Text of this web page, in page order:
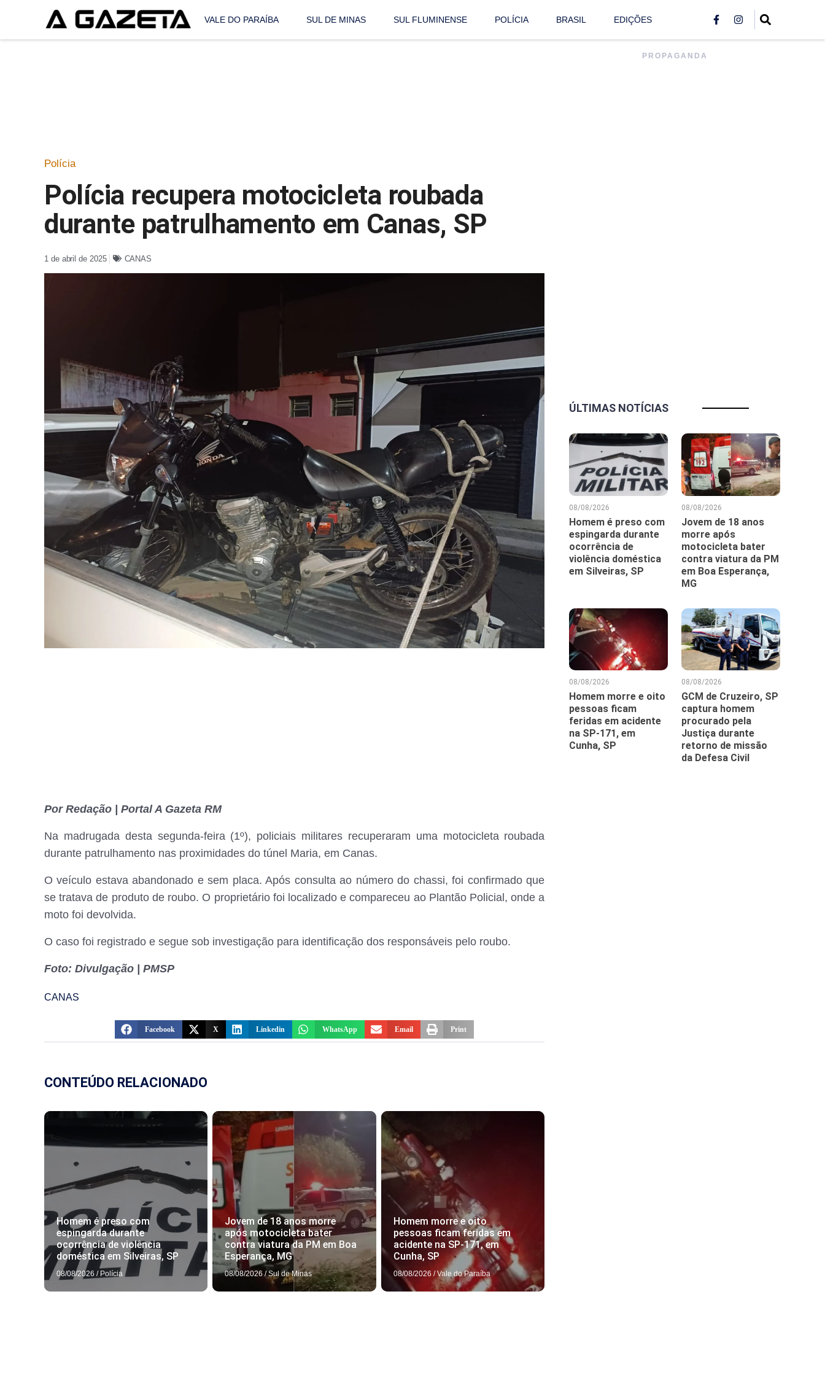
VALE DO PARAÍBA SUL DE MINAS SUL FLUMINENSE POLÍCIA BRASIL EDIÇÕES
Polícia
Polícia recupera motocicleta roubada
durante patrulhamento em Canas, SP
1 de abril de 2025 CANAS
Por Redação | Portal A Gazeta RM
Na madrugada desta segunda-feira (1º), policiais militares recuperaram uma motocicleta roubada
durante patrulhamento nas proximidades do túnel Maria, em Canas.
O veículo estava abandonado e sem placa. Após consulta ao número do chassi, foi confirmado que
se tratava de produto de roubo. O proprietário foi localizado e compareceu ao Plantão Policial, onde a
moto foi devolvida.
O caso foi registrado e segue sob investigação para identificação dos responsáveis pelo roubo.
Foto: Divulgação | PMSP
CANAS
Facebook X Linkedin WhatsApp Email Print
CONTEÚDO RELACIONADO
Homem é preso com
espingarda durante
ocorrência de violência
doméstica em Silveiras, SP
08/08/2026 / Polícia
Jovem de 18 anos morre
após motocicleta bater
contra viatura da PM em Boa
Esperança, MG
08/08/2026 / Sul de Minas
Homem morre e oito
pessoas ficam feridas em
acidente na SP-171, em
Cunha, SP
08/08/2026 / Vale do Paraíba
PROPAGANDA
ÚLTIMAS NOTÍCIAS
08/08/2026
Homem é preso com
espingarda durante
ocorrência de
violência doméstica
em Silveiras, SP
08/08/2026
Jovem de 18 anos
morre após
motocicleta bater
contra viatura da PM
em Boa Esperança,
MG
08/08/2026
Homem morre e oito
pessoas ficam
feridas em acidente
na SP-171, em
Cunha, SP
08/08/2026
GCM de Cruzeiro, SP
captura homem
procurado pela
Justiça durante
retorno de missão
da Defesa Civil